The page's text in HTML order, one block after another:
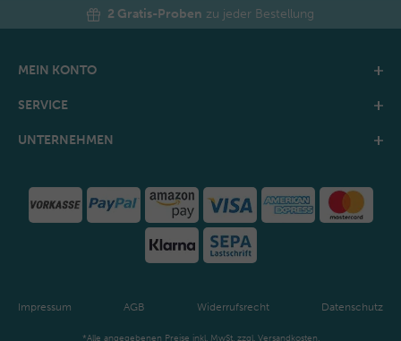
2 Gratis-Proben zu jeder Bestellung
MEIN KONTO
SERVICE
UNTERNEHMEN
Impressum AGB Widerrufsrecht Datenschutz
*Alle angegebenen Preise inkl. MwSt. zzgl. Versandkosten.